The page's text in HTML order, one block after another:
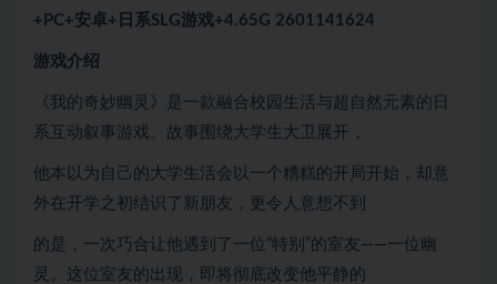
+PC+安卓+日系SLG游戏+4.65G 2601141624
游戏介绍
《我的奇妙幽灵》是一款融合校园生活与超自然元素的日
系互动叙事游戏。故事围绕大学生大卫展开，
他本以为自己的大学生活会以一个糟糕的开局开始，却意
外在开学之初结识了新朋友，更令人意想不到
的是，一次巧合让他遇到了一位“特别”的室友——一位幽
灵。这位室友的出现，即将彻底改变他平静的